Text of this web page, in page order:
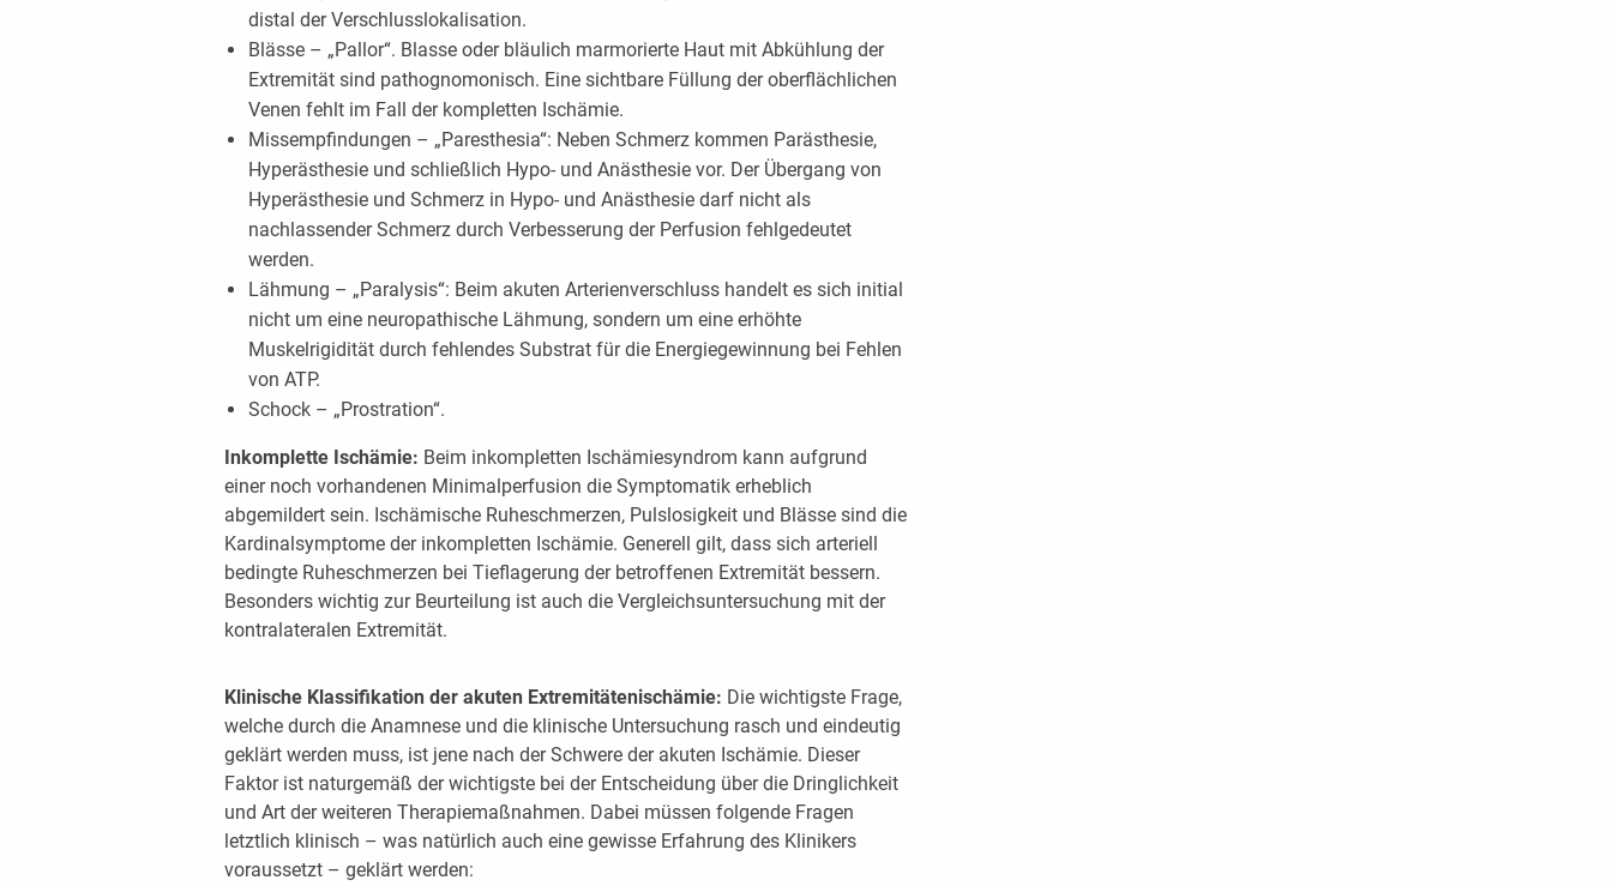
distal der Verschlusslokalisation.
Blässe – „Pallor“. Blasse oder bläulich marmorierte Haut mit Abkühlung der
Extremität sind pathognomonisch. Eine sichtbare Füllung der oberflächlichen
Venen fehlt im Fall der kompletten Ischämie.
Missempfindungen – „Paresthesia“: Neben Schmerz kommen Parästhesie,
Hyperästhesie und schließlich Hypo- und Anästhesie vor. Der Übergang von
Hyperästhesie und Schmerz in Hypo- und Anästhesie darf nicht als
nachlassender Schmerz durch Verbesserung der Perfusion fehlgedeutet
werden.
Lähmung – „Paralysis“: Beim akuten Arterienverschluss handelt es sich initial
nicht um eine neuropathische Lähmung, sondern um eine erhöhte
Muskelrigidität durch fehlendes Substrat für die Energiegewinnung bei Fehlen
von ATP.
Schock – „Prostration“.
Inkomplette Ischämie: Beim inkompletten Ischämiesyndrom kann aufgrund
einer noch vorhandenen Minimalperfusion die Symptomatik erheblich
abgemildert sein. Ischämische Ruheschmerzen, Pulslosigkeit und Blässe sind die
Kardinalsymptome der inkompletten Ischämie. Generell gilt, dass sich arteriell
bedingte Ruheschmerzen bei Tieflagerung der betroffenen Extremität bessern.
Besonders wichtig zur Beurteilung ist auch die Vergleichsuntersuchung mit der
kontralateralen Extremität.
Klinische Klassifikation der akuten Extremitätenischämie: Die wichtigste Frage,
welche durch die Anamnese und die klinische Untersuchung rasch und eindeutig
geklärt werden muss, ist jene nach der Schwere der akuten Ischämie. Dieser
Faktor ist naturgemäß der wichtigste bei der Entscheidung über die Dringlichkeit
und Art der weiteren Therapiemaßnahmen. Dabei müssen folgende Fragen
letztlich klinisch – was natürlich auch eine gewisse Erfahrung des Klinikers
voraussetzt – geklärt werden: